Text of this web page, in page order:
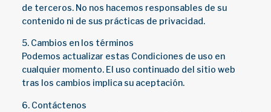
de terceros. No nos hacemos responsables de su
contenido ni de sus prácticas de privacidad.
5. Cambios en los términos
Podemos actualizar estas Condiciones de uso en
cualquier momento. El uso continuado del sitio web
tras los cambios implica su aceptación.
6. Contáctenos